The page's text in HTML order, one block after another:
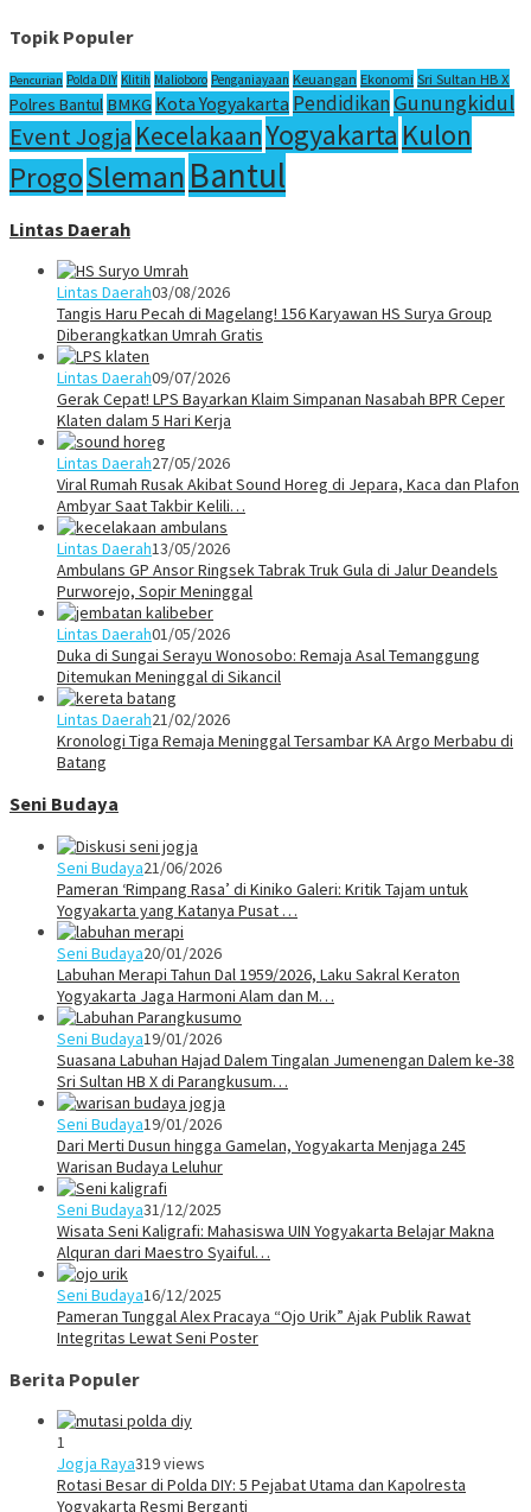
Topik Populer
Pencurian Polda DIY Klitih Malioboro Penganiayaan Keuangan Ekonomi Sri Sultan HB X
Polres Bantul BMKG Kota Yogyakarta PendidikanGunungkidul
Event Jogja KecelakaanYogyakarta Kulon
ProgoSleman Bantul
Lintas Daerah
Lintas Daerah03/08/2026
Tangis Haru Pecah di Magelang! 156 Karyawan HS Surya Group
Diberangkatkan Umrah Gratis
Lintas Daerah09/07/2026
Gerak Cepat! LPS Bayarkan Klaim Simpanan Nasabah BPR Ceper
Klaten dalam 5 Hari Kerja
Lintas Daerah27/05/2026
Viral Rumah Rusak Akibat Sound Horeg di Jepara, Kaca dan Plafon
Ambyar Saat Takbir Kelili…
Lintas Daerah13/05/2026
Ambulans GP Ansor Ringsek Tabrak Truk Gula di Jalur Deandels
Purworejo, Sopir Meninggal
Lintas Daerah01/05/2026
Duka di Sungai Serayu Wonosobo: Remaja Asal Temanggung
Ditemukan Meninggal di Sikancil
Lintas Daerah21/02/2026
Kronologi Tiga Remaja Meninggal Tersambar KA Argo Merbabu di
Batang
Seni Budaya
Seni Budaya21/06/2026
Pameran ‘Rimpang Rasa’ di Kiniko Galeri: Kritik Tajam untuk
Yogyakarta yang Katanya Pusat …
Seni Budaya20/01/2026
Labuhan Merapi Tahun Dal 1959/2026, Laku Sakral Keraton
Yogyakarta Jaga Harmoni Alam dan M…
Seni Budaya19/01/2026
Suasana Labuhan Hajad Dalem Tingalan Jumenengan Dalem ke-38
Sri Sultan HB X di Parangkusum…
Seni Budaya19/01/2026
Dari Merti Dusun hingga Gamelan, Yogyakarta Menjaga 245
Warisan Budaya Leluhur
Seni Budaya31/12/2025
Wisata Seni Kaligrafi: Mahasiswa UIN Yogyakarta Belajar Makna
Alquran dari Maestro Syaiful…
Seni Budaya16/12/2025
Pameran Tunggal Alex Pracaya “Ojo Urik” Ajak Publik Rawat
Integritas Lewat Seni Poster
Berita Populer
1
Jogja Raya319 views
Rotasi Besar di Polda DIY: 5 Pejabat Utama dan Kapolresta
Yogyakarta Resmi Berganti